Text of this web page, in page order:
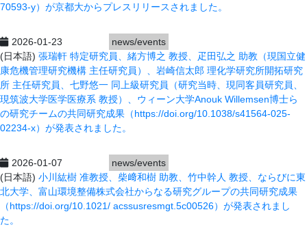
70593-y）が京都大からプレスリリースされました。
2026-01-23
news/events
(日本語) 張瑞軒 特定研究員、緒方博之 教授、疋田弘之 助教（現国立健
康危機管理研究機構 主任研究員）、岩崎信太郎 理化学研究所開拓研究
所 主任研究員、七野悠一 同上級研究員（研究当時、現同客員研究員、
現筑波大学医学医療系 教授）、ウィーン大学Anouk Willemsen博士ら
の研究チームの共同研究成果（https://doi.org/10.1038/s41564-025-
02234-x）が発表されました。
2026-01-07
news/events
(日本語) 小川紘樹 准教授、柴﨑和樹 助教、竹中幹人 教授、ならびに東
北大学、富山環境整備株式会社からなる研究グループの共同研究成果
（https://doi.org/10.1021/ acssusresmgt.5c00526）が発表されまし
た。